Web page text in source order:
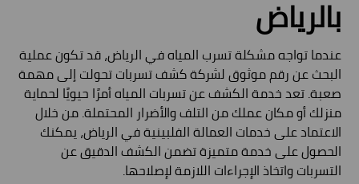
بالرياض
عندما تواجه مشكلة تسرب المياه في الرياض، قد تكون عملية
البحث عن رقم موثوق لشركة كشف تسربات تحولت إلى مهمة
صعبة. تعد خدمة الكشف عن تسربات المياه أمرًا حيويًا لحماية
منزلك أو مكان عملك من التلف والأضرار المحتملة. من خلال
الاعتماد على خدمات العمالة الفلبينية في الرياض، يمكنك
الحصول على خدمة متميزة تضمن الكشف الدقيق عن
التسربات واتخاذ الإجراءات اللازمة لإصلاحها.